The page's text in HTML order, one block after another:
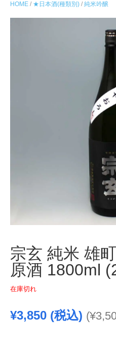
HOME / ★日本酒(種類別) / 純米吟醸
宗玄 純米 雄
原酒 1800ml
在庫切れ
¥3,850 (税込) (¥